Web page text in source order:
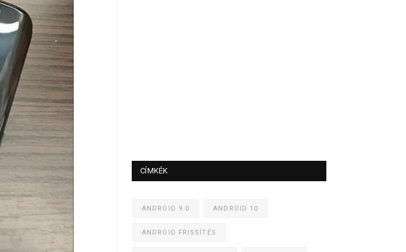
CÍMKÉK
ANDROID 9.0 ANDROID 10
ANDROID FRISSÍTÉS